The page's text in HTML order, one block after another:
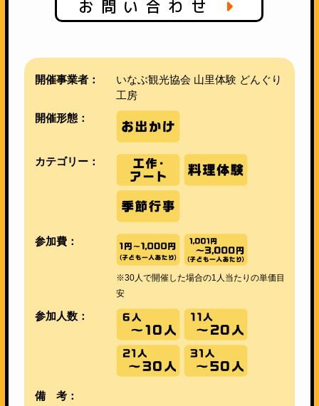
お問い合わせ
開催事業者：
いなぶ観光協会 山里体験 どんぐり
工房
開催形態：
カテゴリー：
参加費：
※30人で開催した場合の1人当たりの単価目
安
参加人数：
備 考：